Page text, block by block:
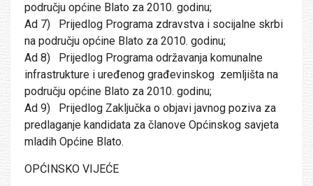
području općine Blato za 2010. godinu;
Ad 7) Prijedlog Programa zdravstva i socijalne skrbi
na području općine Blato za 2010. godinu;
Ad 8) Prijedlog Programa održavanja komunalne
infrastrukture i uređenog građevinskog zemljišta na
području općine Blato za 2010. godinu;
Ad 9) Prijedlog Zaključka o objavi javnog poziva za
predlaganje kandidata za članove Općinskog savjeta
mladih Općine Blato.
OPĆINSKO VIJEĆE